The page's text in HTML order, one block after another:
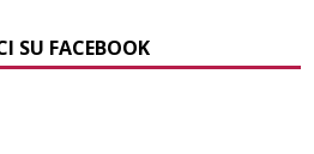
SU FACEBOOK